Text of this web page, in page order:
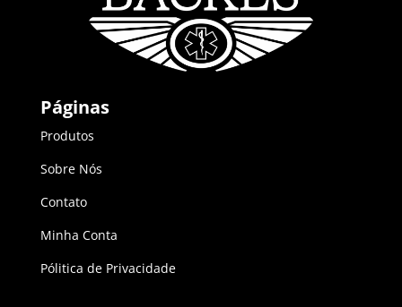
Páginas
Produtos
Sobre Nós
Contato
Minha Conta
Pólitica de Privacidade